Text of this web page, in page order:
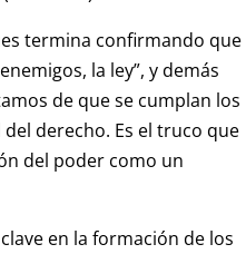
termina confirmando que
la ley”, y demás
de que se cumplan los
derecho. Es el truco que
del poder como un
en la formación de los